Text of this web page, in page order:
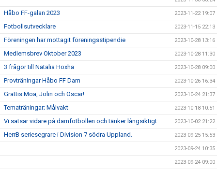
Håbo FF-galan 2023 2023-11-22 19:07
Fotbollsutvecklare 2023-11-15 22:13
Föreningen har mottagit föreningsstipendie 2023-10-28 13:16
Medlemsbrev Oktober 2023 2023-10-28 11:30
3 frågor till Natalia Hoxha 2023-10-28 09:00
Provträningar Håbo FF Dam 2023-10-26 16:34
Grattis Moa, Jolin och Oscar! 2023-10-24 21:37
Tematräningar; Målvakt 2023-10-18 10:51
Vi satsar vidare på damfotbollen och tänker långsiktigt 2023-10-02 21:22
HerrB seriesegrare i Division 7 södra Uppland. 2023-09-25 15:53
2023-09-24 10:35
2023-09-24 09:00